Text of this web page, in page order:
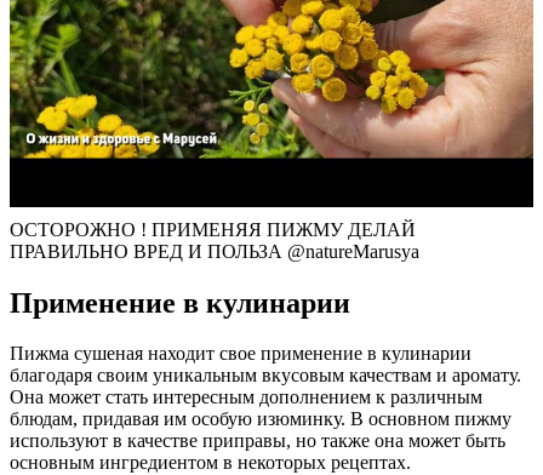
ОСТОРОЖНО ! ПРИМЕНЯЯ ПИЖМУ ДЕЛАЙ
ПРАВИЛЬНО ВРЕД И ПОЛЬЗА @natureMarusya
Применение в кулинарии
Пижма сушеная находит свое применение в кулинарии
благодаря своим уникальным вкусовым качествам и аромату.
Она может стать интересным дополнением к различным
блюдам, придавая им особую изюминку. В основном пижму
используют в качестве приправы, но также она может быть
основным ингредиентом в некоторых рецептах.